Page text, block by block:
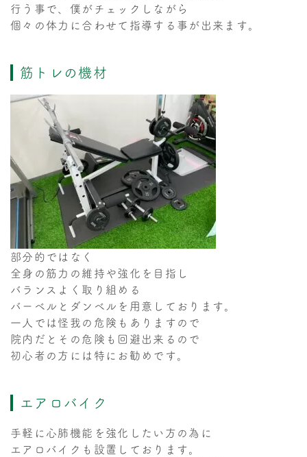
行う事で、僕がチェックしながら
個々の体力に合わせて指導する事が出来ます。
筋トレの機材
部分的ではなく
全身の筋力の維持や強化を目指し
バランスよく取り組める
バーベルとダンベルを用意しております。
一人では怪我の危険もありますので
院内だとその危険も回避出来るので
初心者の方には特にお勧めです。
エアロバイク
手軽に心肺機能を強化したい方の為に
エアロバイクも設置しております。